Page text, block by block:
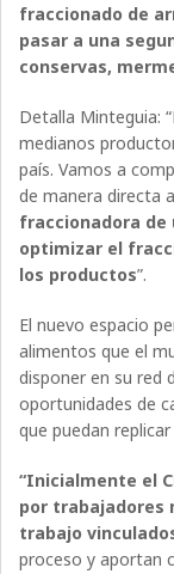
fraccionado de
pasar a una
conservas,
Detalla Minteguia:
medianos
país. Vamos a
de manera directa
fraccionadora
optimizar el
los productos”.
El nuevo espacio
alimentos que el
disponer en su red
oportunidades de
que puedan
“Inicialmente el
por trabajadores
trabajo
proceso y aportan